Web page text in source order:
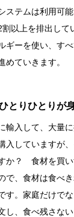
ステムは利用可
割以上を排出し
ギーを使い、す
めていきます。
とりひとりが
輸入して、大量
入していますが
か？ 食材を買い
で、食材は食べ
す。家庭だけで
し、食べ残さな